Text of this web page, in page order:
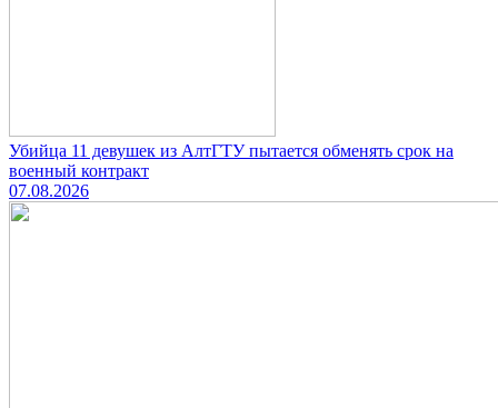
Убийца 11 девушек из АлтГТУ пытается обменять срок на
военный контракт
07.08.2026